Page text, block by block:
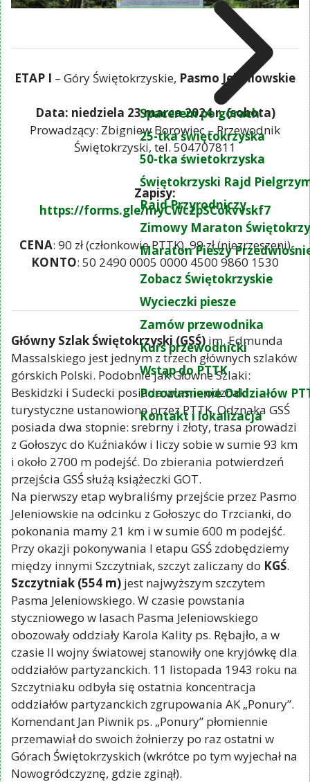
Spacerem po górach
25-tka świętokrzyska
50-tka świetokrzyska
Świętokrzyski Rajd
Rajd Przyrodniczy
Zimowy Maraton
Maraton Pieszy
Zobacz Świętokrzyskie
Wycieczki piesze
Zamów przewodnika
Kurs przewodnicki
Wstąp do PTTK
Porozumienie Oddziałów
Kontakt i lokalizacja
ETAP I – Góry Świętokrzyskie, Pasmo Jeleniowskie
Data: niedziela 23 marca 2024 r. (sobota)
Prowadzący: Zbigniew Borowiec – Przewodnik
Świętokrzyski, tel. 504707811
Zapisy:
https://forms.gle/myCWc2pSCokvvskf7
CENA: 90 zł (członkowie PTTK), 99 zł (niezrzeszeni)
KONTO: 50 2490 0005 0000 4500 9860 1530
Główny Szlak Świętokrzyski (GSŚ) im. Edmunda
Massalskiego jest jednym z trzech głównych szlaków
górskich Polski. Podobnie jak Główne Szlaki:
Beskidzki i Sudecki posiada własne odznaki
turystyczne ustanowione przez PTTK. Odznaka GSŚ
posiada dwa stopnie: srebrny i złoty, trasa prowadzi
z Gołoszyc do Kuźniaków i liczy sobie w sumie 93 km
i około 2700 m podejść. Do zbierania potwierdzeń
przejścia GSŚ służą książeczki GOT.
Na pierwszy etap wybraliśmy przejście przez Pasmo
Jeleniowskie na odcinku z Gołoszyc do Trzcianki, do
pokonania mamy 21 km i w sumie 600 m podejść.
Przy okazji pokonywania I etapu GSŚ zdobędziemy
między innymi Szczytniak, szczyt zaliczany do KGŚ.
Szczytniak (554 m) jest najwyższym szczytem
Pasma Jeleniowskiego. W czasie powstania
styczniowego w lasach Pasma Jeleniowskiego
obozowały oddziały Karola Kality ps. Rębajło, a w
czasie II wojny światowej stanowiły one kryjówkę dla
oddziałów partyzanckich. 11 listopada 1943 roku na
Szczytniaku odbyła się ostatnia koncentracja
oddziałów partyzanckich zgrupowania AK „Ponury”.
Komendant Jan Piwnik ps. „Ponury” płomiennie
przemawiał do swoich żołnierzy po raz ostatni w
Górach Świętokrzyskich (wkrótce po tym wyjechał na
Nowogródczyznę, gdzie zginął).